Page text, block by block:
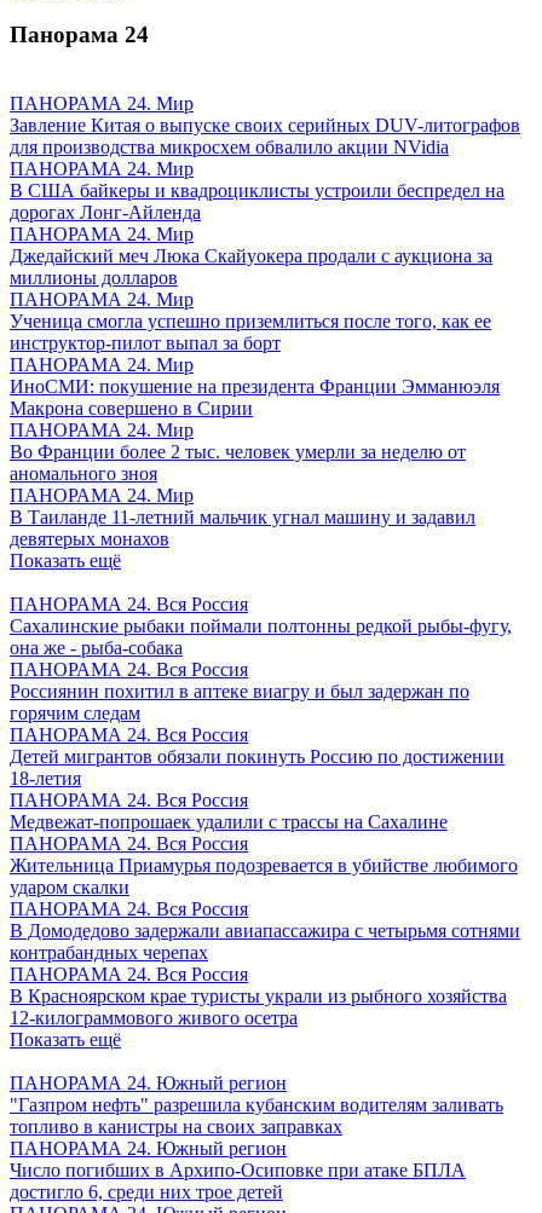
Панорама 24
ПАНОРАМА 24. Мир
Завление Китая о выпуске своих серийных DUV-литографов
для производства микросхем обвалило акции NVidia
ПАНОРАМА 24. Мир
В США байкеры и квадроциклисты устроили беспредел на
дорогах Лонг-Айленда
ПАНОРАМА 24. Мир
Джедайский меч Люка Скайуокера продали с аукциона за
миллионы долларов
ПАНОРАМА 24. Мир
Ученица смогла успешно приземлиться после того, как ее
инструктор-пилот выпал за борт
ПАНОРАМА 24. Мир
ИноСМИ: покушение на президента Франции Эмманюэля
Макрона совершено в Сирии
ПАНОРАМА 24. Мир
Во Франции более 2 тыс. человек умерли за неделю от
аномального зноя
ПАНОРАМА 24. Мир
В Таиланде 11-летний мальчик угнал машину и задавил
девятерых монахов
Показать ещё
ПАНОРАМА 24. Вся Россия
Сахалинские рыбаки поймали полтонны редкой рыбы-фугу,
она же - рыба-собака
ПАНОРАМА 24. Вся Россия
Россиянин похитил в аптеке виагру и был задержан по
горячим следам
ПАНОРАМА 24. Вся Россия
Детей мигрантов обязали покинуть Россию по достижении
18-летия
ПАНОРАМА 24. Вся Россия
Медвежат-попрошаек удалили с трассы на Сахалине
ПАНОРАМА 24. Вся Россия
Жительница Приамурья подозревается в убийстве любимого
ударом скалки
ПАНОРАМА 24. Вся Россия
В Домодедово задержали авиапассажира с четырьмя сотнями
контрабандных черепах
ПАНОРАМА 24. Вся Россия
В Красноярском крае туристы украли из рыбного хозяйства
12-килограммового живого осетра
Показать ещё
ПАНОРАМА 24. Южный регион
"Газпром нефть" разрешила кубанским водителям заливать
топливо в канистры на своих заправках
ПАНОРАМА 24. Южный регион
Число погибших в Архипо-Осиповке при атаке БПЛА
достигло 6, среди них трое детей